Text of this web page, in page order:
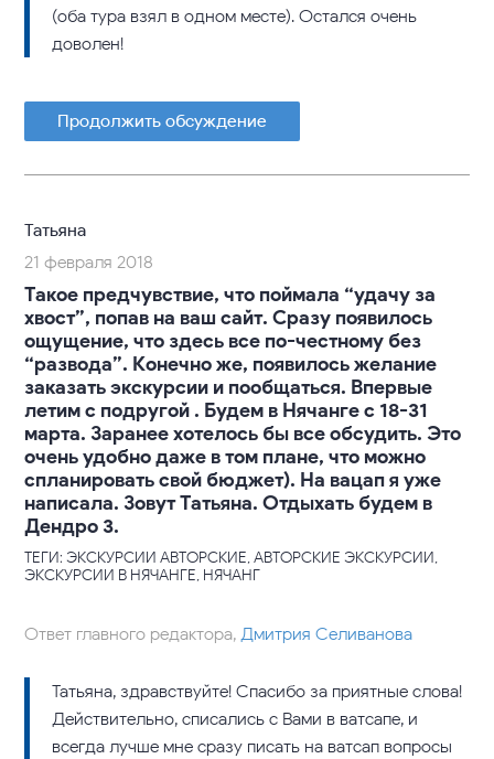
(оба тура взял в одном месте). Остался очень
доволен!
Продолжить обсуждение
Татьяна
21 февраля 2018
Такое предчувствие, что поймала “удачу за
хвост”, попав на ваш сайт. Сразу появилось
ощущение, что здесь все по-честному без
“развода”. Конечно же, появилось желание
заказать экскурсии и пообщаться. Впервые
летим с подругой . Будем в Нячанге с 18-31
марта. Заранее хотелось бы все обсудить. Это
очень удобно даже в том плане, что можно
спланировать свой бюджет). На вацап я уже
написала. Зовут Татьяна. Отдыхать будем в
Дендро 3.
ТЕГИ: ЭКСКУРСИИ АВТОРСКИЕ, АВТОРСКИЕ ЭКСКУРСИИ,
ЭКСКУРСИИ В НЯЧАНГЕ, НЯЧАНГ
Ответ главного редактора,Дмитрия Селиванова
Татьяна, здравствуйте! Спасибо за приятные слова!
Действительно, списались с Вами в ватсапе, и
всегда лучше мне сразу писать на ватсап вопросы